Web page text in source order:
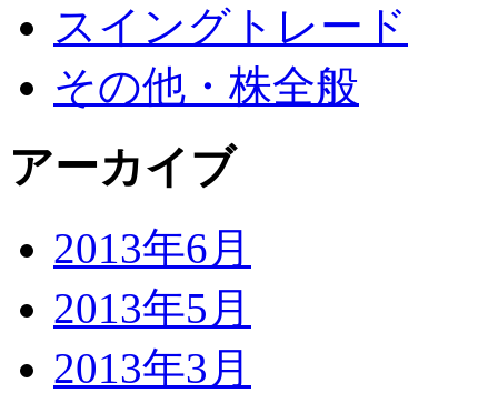
スイングトレード
その他・株全般
アーカイブ
2013年6月
2013年5月
2013年3月